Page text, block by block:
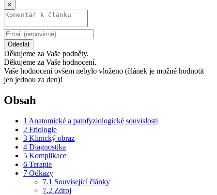
×
Odeslat
Děkujeme za Vaše podněty.
Děkujeme za Vaše hodnocení.
Vaše hodnocení ovšem nebylo vloženo (článek je možné hodnotit
jen jednou za den)!
Obsah
1 Anatomické a patofyziologické souvislosti
2 Etiologie
3 Klinický obraz
4 Diagnostika
5 Komplikace
6 Terapie
7 Odkazy
7.1 Související články
7.2 Zdroj